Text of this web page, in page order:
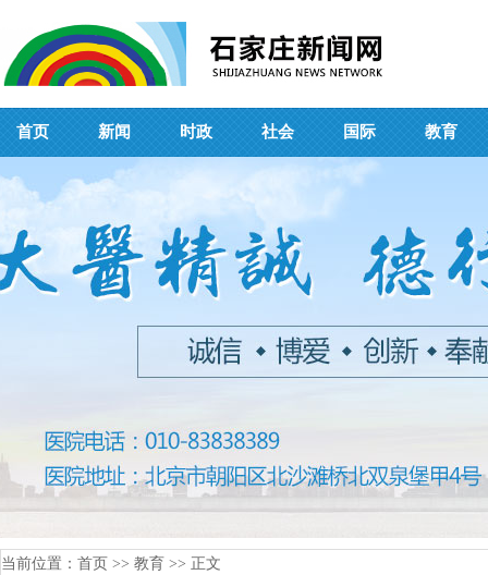
首页 新闻 时政 社会 国际 教育
当前位置： 首页 >> 教育 >> 正文